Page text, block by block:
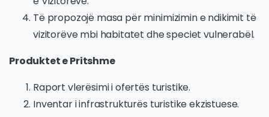
Të propozojë masa për minimizimin e ndikimit të
vizitorëve mbi habitatet dhe speciet vulnerabël.
Produktet e Pritshme
Raport vlerësimi i ofertës turistike.
Inventar i infrastrukturës turistike ekzistuese.